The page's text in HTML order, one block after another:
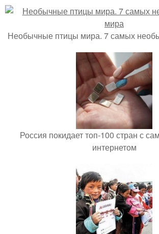
Необычные птицы мира. 7 самых
Россия покидает топ-100 стран с
интернетом